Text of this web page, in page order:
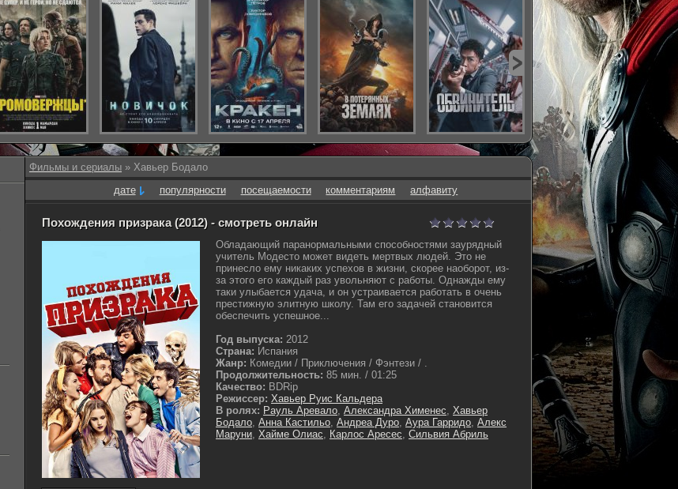
Фильмы и сериалы » Хавьер Бодало
дате
популярности посещаемости комментариям алфавиту
Похождения призрака (2012) - смотреть онлайн
Обладающий паранормальными способностями заурядный
учитель Модесто может видеть мертвых людей. Это не
принесло ему никаких успехов в жизни, скорее наоборот, из-
за этого его каждый раз увольняют с работы. Однажды ему
таки улыбается удача, и он устраивается работать в очень
престижную элитную школу. Там его задачей становится
обеспечить успешное...
Год выпуска: 2012
Страна: Испания
Жанр: Комедии / Приключения / Фэнтези / .
Продолжительность: 85 мин. / 01:25
Качество: BDRip
Режиссер: Хавьер Руис Кальдера
В ролях: Рауль Аревало, Александра Хименес, Хавьер
Бодало, Анна Кастильо, Андреа Дуро, Аура Гарридо, Алекс
Маруни, Хайме Олиас, Карлос Аресес, Сильвия Абриль